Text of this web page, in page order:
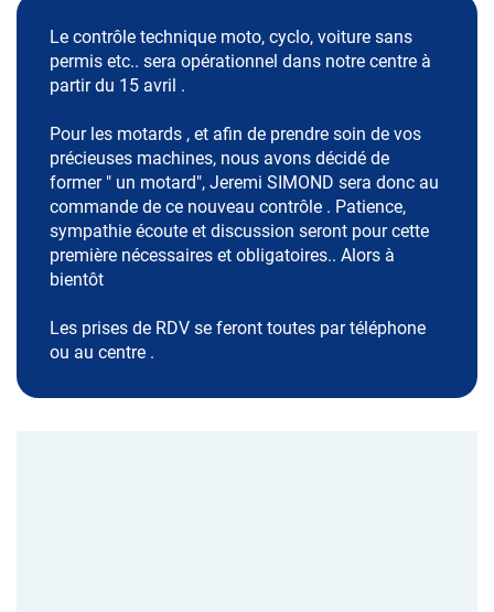
Le contrôle technique moto, cyclo, voiture sans
permis etc.. sera opérationnel dans notre centre à
partir du 15 avril .
Pour les motards , et afin de prendre soin de vos
précieuses machines, nous avons décidé de
former " un motard", Jeremi SIMOND sera donc au
commande de ce nouveau contrôle . Patience,
sympathie écoute et discussion seront pour cette
première nécessaires et obligatoires.. Alors à
bientôt
Les prises de RDV se feront toutes par téléphone
ou au centre .